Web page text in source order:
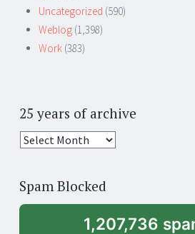
Uncategorized (590)
Weblog (1,398)
Work (383)
25 years of archive
25
archive
Spam Blocked
1,207,736